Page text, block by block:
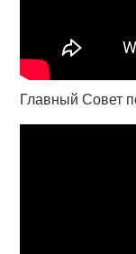
Главный Совет